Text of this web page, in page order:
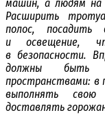
машин, а людям на
Расширить
полос, посадить
и освещение,
в безопасности.
должны быть
пространствами: в
выполнять
доставлять